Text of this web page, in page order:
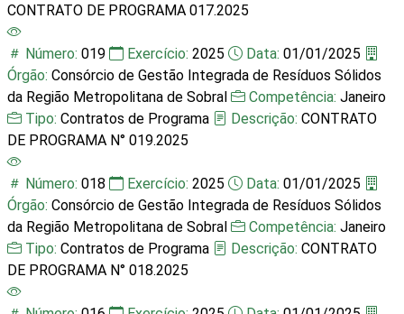
CONTRATO DE PROGRAMA 017.2025
Número: 019 Exercício: 2025 Data: 01/01/2025
Órgão: Consórcio de Gestão Integrada de Resíduos Sólidos
da Região Metropolitana de Sobral
Competência: Janeiro
Tipo: Contratos de Programa Descrição: CONTRATO
DE PROGRAMA N° 019.2025
Número: 018 Exercício: 2025 Data: 01/01/2025
Órgão: Consórcio de Gestão Integrada de Resíduos Sólidos
da Região Metropolitana de Sobral
Competência: Janeiro
Tipo: Contratos de Programa Descrição: CONTRATO
DE PROGRAMA N° 018.2025